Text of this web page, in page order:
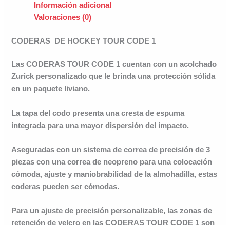
Información adicional
Valoraciones (0)
CODERAS DE HOCKEY TOUR CODE 1
Las CODERAS TOUR CODE 1 cuentan con un acolchado
Zurick personalizado que le brinda una protección sólida
en un paquete liviano.
La tapa del codo presenta una cresta de espuma
integrada para una mayor dispersión del impacto.
Aseguradas con un sistema de correa de precisión de 3
piezas con una correa de neopreno para una colocación
cómoda, ajuste y maniobrabilidad de la almohadilla, estas
coderas pueden ser cómodas.
Para un ajuste de precisión personalizable, las zonas de
retención de velcro en las CODERAS TOUR CODE 1 son